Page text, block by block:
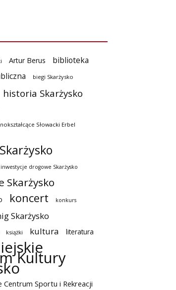
Artur Berus
biblioteka
biegi Skarżysko
historia Skarżysko
Słowacki Erbel
inwestycje drogowe Skarżysko
Skarżysko
koncert konkurs
Skarżysko
książki kultura literatura
Kultury
Centrum Sportu i Rekreacji